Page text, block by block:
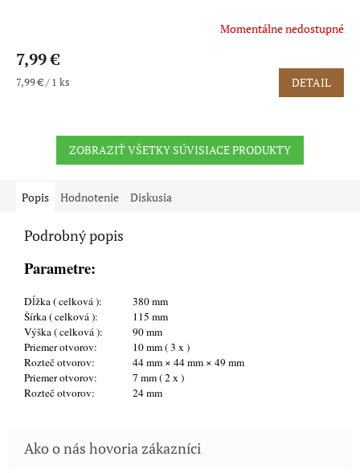
Momentálne nedostupné
7,99 €
Jednotková
7,99 € / 1 ks DETAIL
ZOBRAZIŤ VŠETKY SÚVISIACE PRODUKTY
Popis Hodnotenie Diskusia
Podrobný popis
Parametre:
Dĺžka ( celková ):
380 mm
Šírka ( celková ):
115 mm
Výška ( celková ):
90 mm
Priemer otvorov:
10 mm ( 3 x )
Rozteč otvorov:
44 mm × 44 mm × 49 mm
Priemer otvorov:
7 mm ( 2 x )
Rozteč otvorov:
24 mm